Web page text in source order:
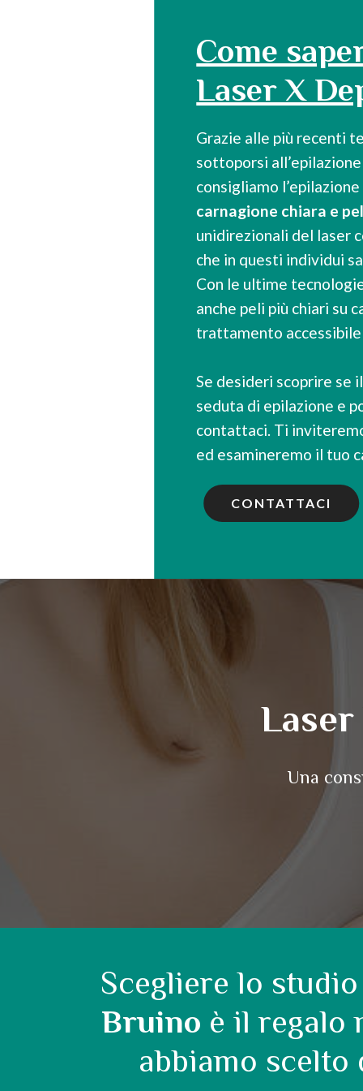
Come
Laser X
Grazie alle più recenti
sottoporsi
consigliamo
carnagione chiara e
unidirezionali del laser
che in questi individui
Con le ultime
anche peli più chiari su
trattamento
Se desideri scoprire se
seduta di epilazione e
contattaci. Ti
ed esamineremo il tuo
CONTATTACI
Una
Scegliere lo
Bruino è il regalo
abbiamo